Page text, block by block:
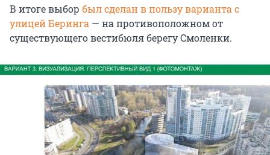
В итоге выбор был сделан в пользу варианта с
улицей Беринга — на противоположном от
существующего вестибюля берегу Смоленки.